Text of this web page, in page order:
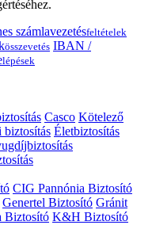
számlavezetésfeltételek
összevetés IBAN /
lépések
Casco Kötelező
biztosítás Életbiztosítás
CIG Pannónia Biztosító
Genertel Biztosító Gránit
Biztosító K&H Biztosító